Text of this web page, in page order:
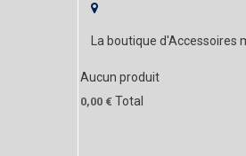
La boutique d'Accessoires
Aucun produit
0,00 € Total